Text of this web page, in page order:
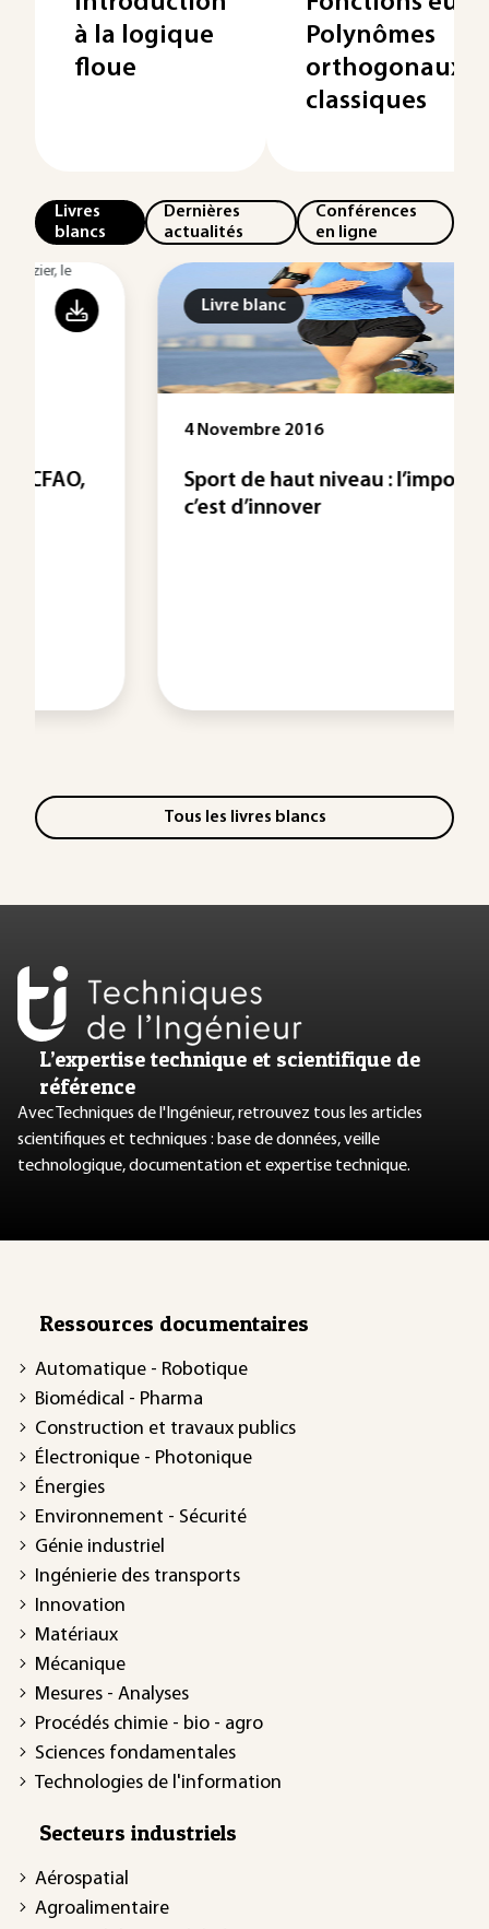
à la logique
floue
Polynômes
orthogonaux
classiques
Livres
blancs
Dernières
actualités
Conférences
en ligne
Livre blanc
4 Novembre 2016
Sport de haut niveau : l’important
c’est d’innover
Tous les livres blancs
L’expertise technique et scientifique de
référence
Avec Techniques de l'Ingénieur, retrouvez tous les articles
scientifiques et techniques : base de données, veille
technologique, documentation et expertise technique.
Ressources documentaires
Automatique - Robotique
Biomédical - Pharma
Construction et travaux publics
Électronique - Photonique
Énergies
Environnement - Sécurité
Génie industriel
Ingénierie des transports
Innovation
Matériaux
Mécanique
Mesures - Analyses
Procédés chimie - bio - agro
Sciences fondamentales
Technologies de l'information
Secteurs industriels
Aérospatial
Agroalimentaire